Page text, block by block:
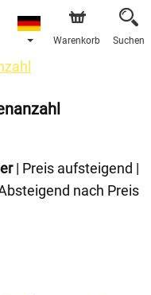
Warenkorb Suchen
| Preis aufsteigend |
nach Preis